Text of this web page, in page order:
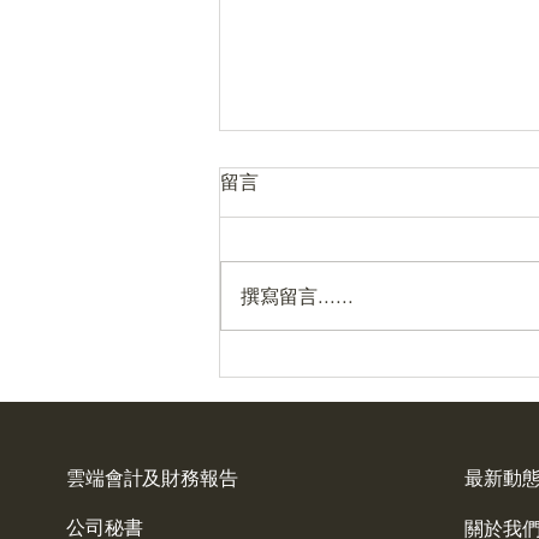
要知道什麼💡
留言
撰寫留言......
雲端會計及財務報告
公司秘書
最新動
關於我們